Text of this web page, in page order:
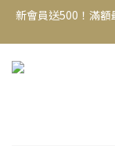
新會員送500！滿
新會員送500！滿
結帳